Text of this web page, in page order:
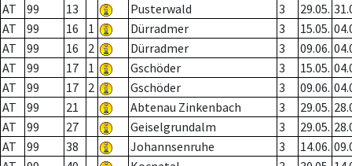
AT
99 13 Pusterwald 3 29.05.
AT
99 16 1 Dürradmer 3 15.05.
AT
99 16 2 Dürradmer 3 09.06.
AT
99 17 1 Gschöder 3 15.05.
AT
99 17 2 Gschöder 3 09.06.
AT
99 21 Abtenau Zinkenbach 3 29.05.
AT
99 27 Geiselgrundalm 3 29.05.
AT
99 38 Johannsenruhe 3 14.06.